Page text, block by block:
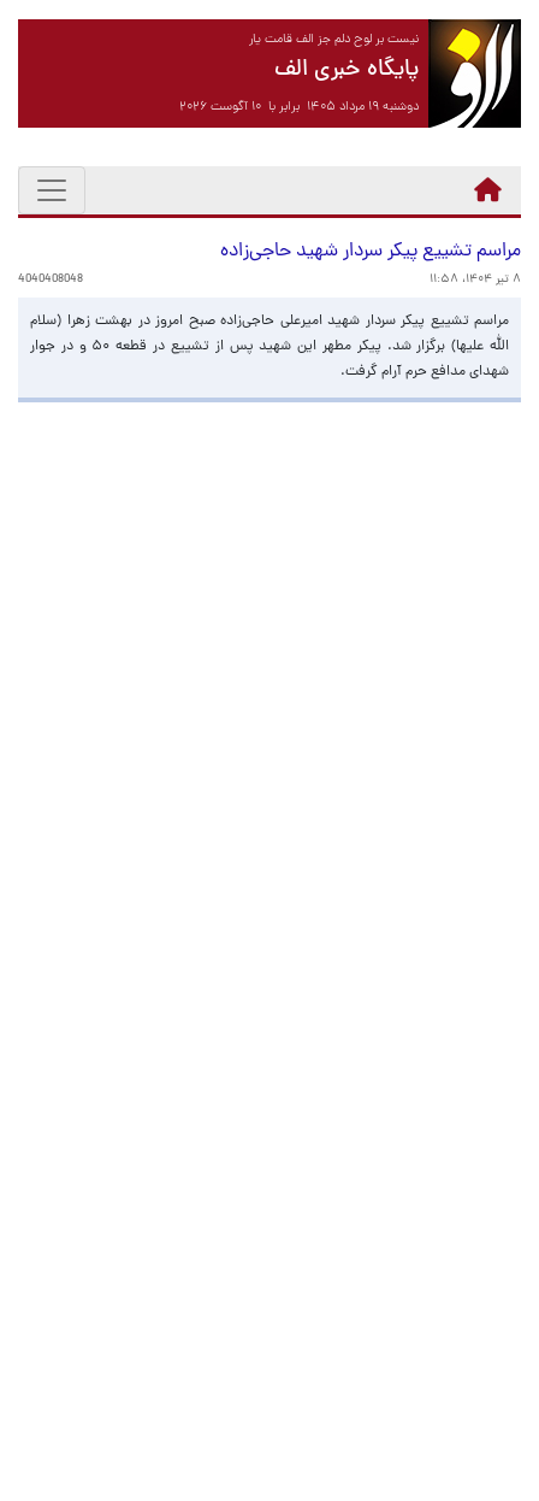
نیست بر لوح دلم جز الف قامت یار
پایگاه خبری الف
دوشنبه ۱۹ مرداد ۱۴۰۵ برابر با ۱۰ آگوست ۲۰۲۶
مراسم تشییع پیکر سردار شهید حاجی‌زاده
۸ تیر ۱۴۰۴، ۱۱:۵۸ 4040408048
مراسم تشییع پیکر سردار شهید امیرعلی حاجی‌زاده صبح امروز در بهشت زهرا (سلام
الله علیها) برگزار شد. پیکر مطهر این شهید پس از تشییع در قطعه ۵۰ و در جوار
شهدای مدافع حرم آرام گرفت.